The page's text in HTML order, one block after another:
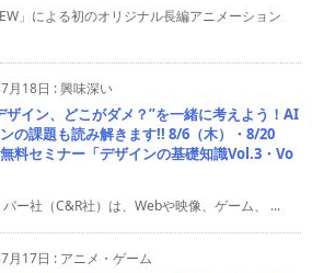
」による初のオリジナル長編アニメーション
月18日 :興味深い
ザイン、どこがダメ？”を一緒に考えよう！AI
の課題も読み解きます!! 8/6（木）・8/20
無料セミナー「デザインの基礎知識Vol.3・Vo
ー社（C&R社）は、Webや映像、ゲーム、 ...
月17日 : アニメ・ゲーム